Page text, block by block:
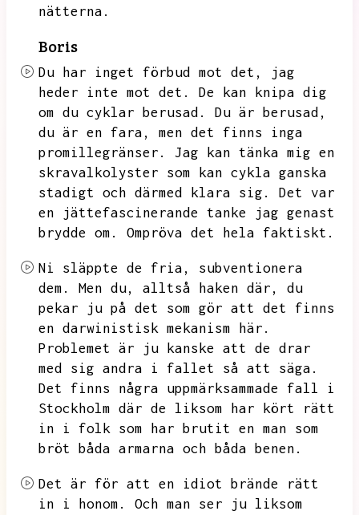
nätterna.
Boris
Du har inget förbud mot det,
jag
heder inte mot det.
De kan knipa dig
om du cyklar berusad.
Du är berusad,
du är en fara,
men det finns inga
promillegränser.
Jag kan tänka mig en
skravalkolyster som kan cykla ganska
stadigt och därmed klara sig.
Det var
en jättefascinerande tanke jag genast
brydde om.
Ompröva det hela faktiskt.
Ni släppte de fria,
subventionera
dem.
Men du, alltså haken där,
du
pekar ju på det som gör att det finns
en darwinistisk mekanism här.
Problemet är ju kanske att de drar
med sig andra i fallet så att säga.
Det finns några uppmärksammade fall i
Stockholm där de liksom har kört rätt
in i folk som har brutit en man som
bröt båda armarna och båda benen.
Det är för att en idiot brände rätt
in i honom.
Och man ser ju liksom